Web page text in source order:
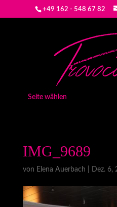
+49 162 - 548 67 82
Seite wählen
IMG_9689
von Elena Auerbach Dez. 6,